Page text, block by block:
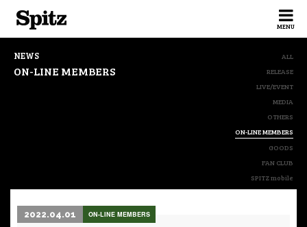
MENU
NEWS
ON-LINE MEMBERS
ALL
RELEASE
LIVE/EVENT
MEDIA
OTHERS
ON-LINE MEMBERS
GOODS
FAN CLUB
SPITZ mobile
2022.04.01 ON-LINE MEMBERS